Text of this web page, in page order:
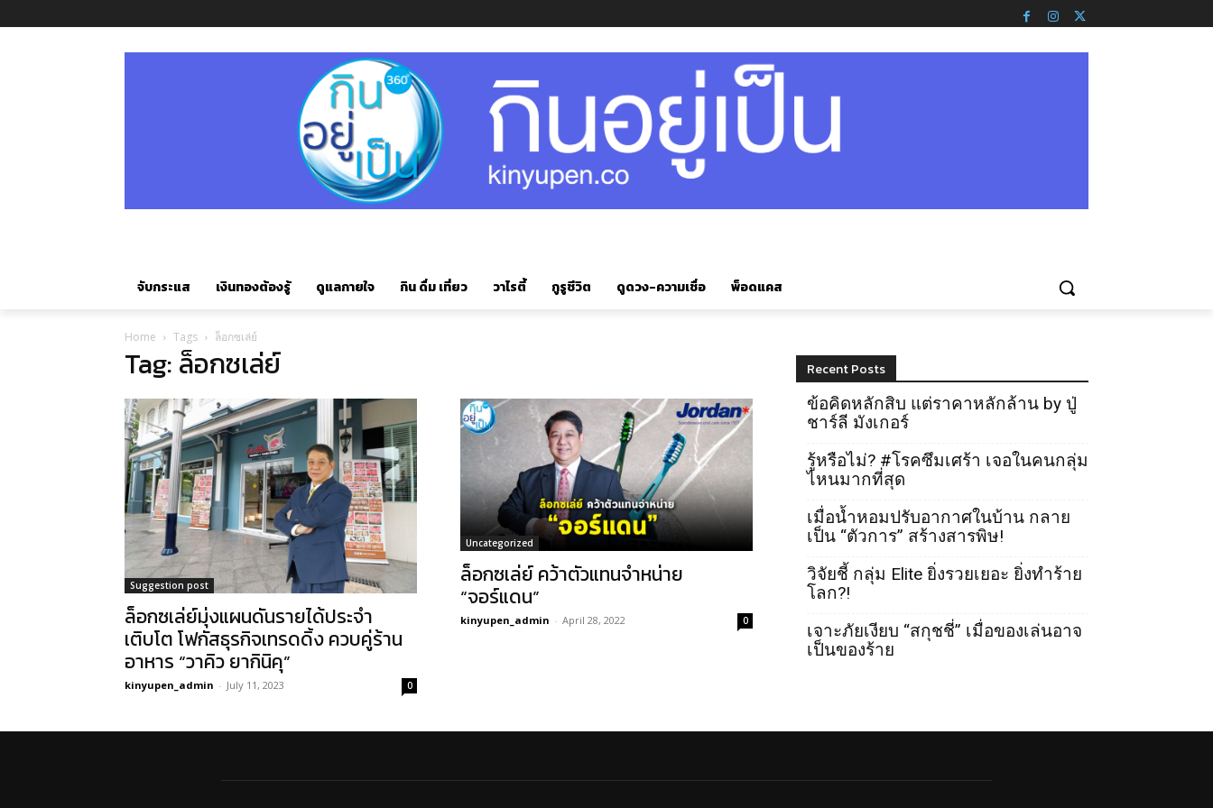
จับกระแส เงินทองต้องรู้ ดูแลกายใจ กิน ดื่ม เที่ยว วาไรตี้ กูรูชีวิต ดูดวง-ความเชื่อ พ็อดแคส
Home Tags ล็อกซเล่ย์
Tag: ล็อกซเล่ย์
Suggestion post
ล็อกซเล่ย์มุ่งแผนดันรายได้ประจำ
เติบโต โฟกัสธุรกิจเทรดดิ้ง ควบคู่ร้าน
อาหาร “วาคิว ยากินิคุ”
kinyupen_admin - July 11, 2023 0
Uncategorized
ล็อกซเล่ย์ คว้าตัวแทนจำหน่าย
“จอร์แดน”
kinyupen_admin - April 28, 2022 0
Recent Posts
ข้อคิดหลักสิบ แต่ราคาหลักล้าน by ปู่
ชาร์ลี มังเกอร์
รู้หรือไม่? #โรคซึมเศร้า เจอในคนกลุ่ม
ไหนมากที่สุด
เมื่อน้ำหอมปรับอากาศในบ้าน กลาย
เป็น “ตัวการ” สร้างสารพิษ!
วิจัยชี้ กลุ่ม Elite ยิ่งรวยเยอะ ยิ่งทำร้าย
โลก?!
เจาะภัยเงียบ “สกุชชี่” เมื่อของเล่นอาจ
เป็นของร้าย